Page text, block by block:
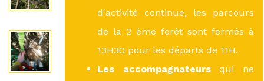
d'activité continue, les parcours
de la 2 ème forêt sont fermés à
13H30 pour les départs de 11H.
Les accompagnateursqui ne